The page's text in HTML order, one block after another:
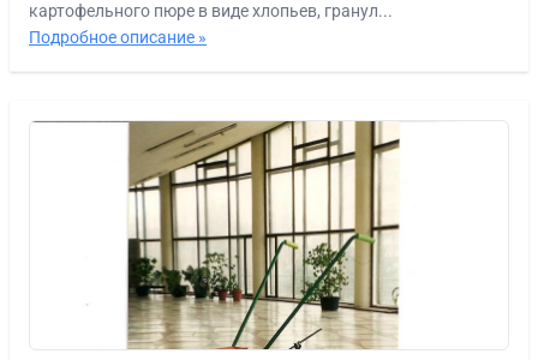
картофельного пюре в виде хлопьев, гранул...
Подробное описание »